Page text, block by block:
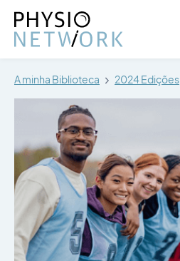
A minha Biblioteca 2024 Edições